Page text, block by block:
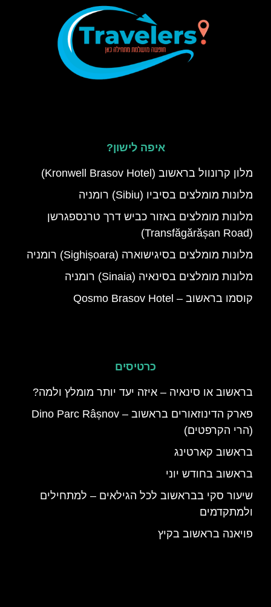
איפה לישון?
מלון קרונוול בראשוב (Kronwell Brasov Hotel)
מלונות מומלצים בסיביו (Sibiu) רומניה
מלונות מומלצים באזור כביש דרך טרנספגרשן
(Transfăgărășan Road)
מלונות מומלצים בסיגישוארה (Sighișoara) רומניה
מלונות מומלצים בסינאיה (Sinaia) רומניה
קוסמו בראשוב – Qosmo Brasov Hotel
כרטיסים
בראשוב או סינאיה – איזה יעד יותר מומלץ ולמה?
פארק הדינוזאורים בראשוב – Dino Parc Râșnov
(הרי הקרפטים)
בראשוב קארטינג
בראשוב בחודש יוני
שיעור סקי בבראשוב לכל הגילאים – למתחילים
ולמתקדמים
פויאנה בראשוב בקיץ